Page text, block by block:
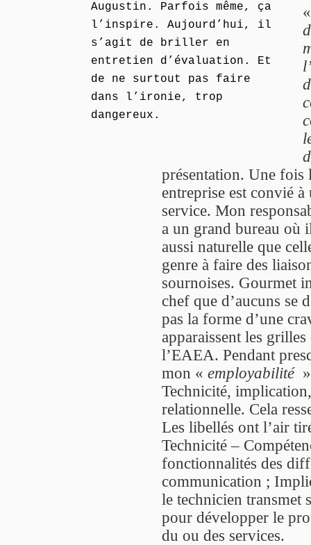
Augustin. Parfois même, ça
l’inspire. Aujourd’hui, il
s’agit de briller en
entretien d’évaluation. Et
de ne surtout pas faire
dans l’ironie, trop
dangereux.
présentation. Une fois
entreprise est convié
service. Mon
a un grand bureau où
aussi naturelle que
genre à faire des
sournoises. Gourmet
chef que d’aucuns se
pas la forme d’une
apparaissent les
l’EAEA. Pendant
mon « employabilité
Technicité,
relationnelle. Cela
Les libellés ont l’air
Technicité –
fonctionnalités des
communication ;
le technicien transmet
pour développer le
du ou des services.